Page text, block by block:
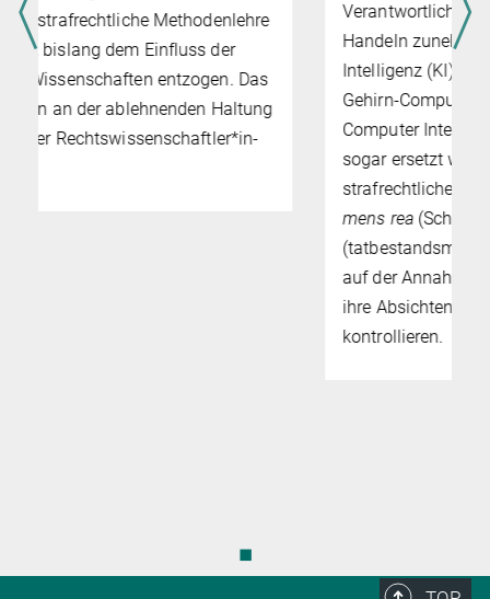
Verantwortlichkeit, wenn menschliches
Handeln zunehmend durch Künstliche
Intelligenz (KI) und Neurotechnologien wie
Gehirn-Computer-Schnittstellen (Brain-
Computer Interfaces, BCIs) vermittelt oder
strafrechtliche Kategorien – insbesondere
actus reus
(tatbestandsmäßige Handlung) – beruhen
auf der Annahme, dass Menschen sowohl
ihre Absichten als auch ihre Handlungen
◼